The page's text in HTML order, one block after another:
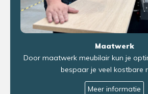
Maatwerk
Door maatwerk meubilair kun je
bespaar je veel kostbare
Meer informatie